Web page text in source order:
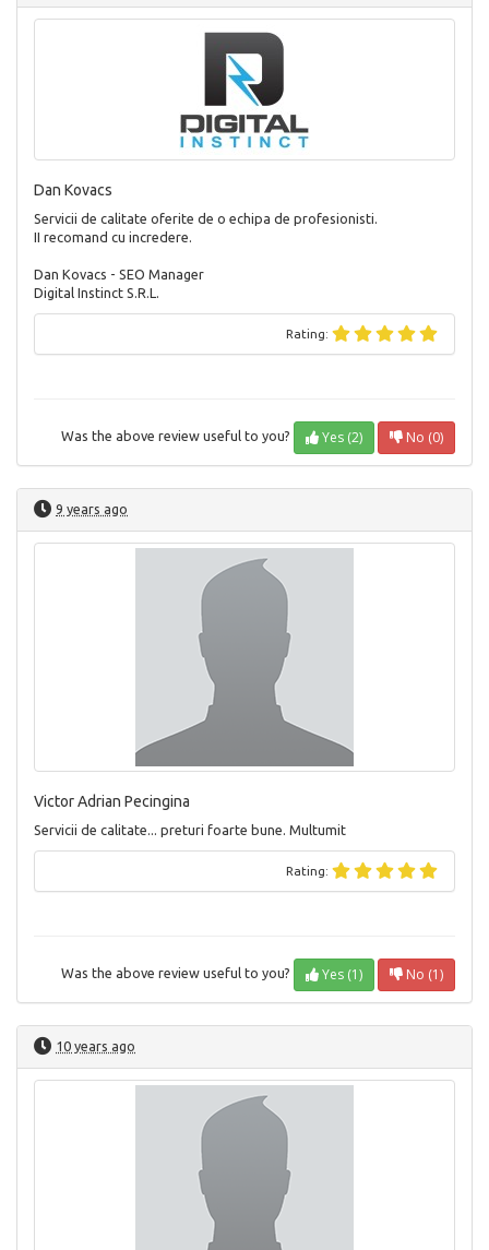
Dan Kovacs
Servicii de calitate oferite de o echipa de profesionisti.
II recomand cu incredere.
Dan Kovacs - SEO Manager
Digital Instinct S.R.L.
Rating:
Was the above review useful to you? Yes (2) No (0)
9 years ago
Victor Adrian Pecingina
Servicii de calitate... preturi foarte bune. Multumit
Rating:
Was the above review useful to you? Yes (1) No (1)
10 years ago